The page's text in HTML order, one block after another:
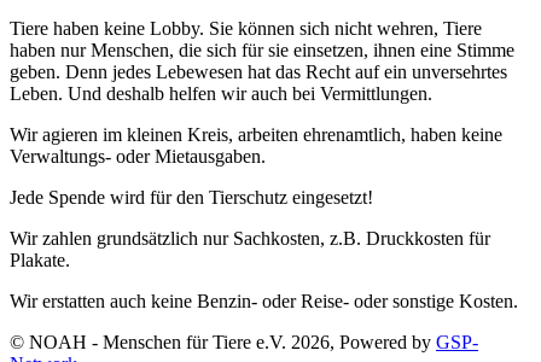
Tiere haben keine Lobby. Sie können sich nicht wehren, Tiere
haben nur Menschen, die sich für sie einsetzen, ihnen eine Stimme
geben. Denn jedes Lebewesen hat das Recht auf ein unversehrtes
Leben. Und deshalb helfen wir auch bei Vermittlungen.
Wir agieren im kleinen Kreis, arbeiten ehrenamtlich, haben keine
Verwaltungs- oder Mietausgaben.
Jede Spende wird für den Tierschutz eingesetzt!
Wir zahlen grundsätzlich nur Sachkosten, z.B. Druckkosten für
Plakate.
Wir erstatten auch keine Benzin- oder Reise- oder sonstige Kosten.
© NOAH - Menschen für Tiere e.V. 2026, Powered by GSP-